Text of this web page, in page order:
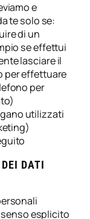
e
te solo se:
di un
se effettui
lasciare il
per effettuare
per
utilizzati
DATI
esplicito